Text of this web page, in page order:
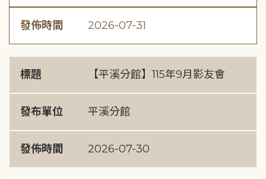
發佈時間 2026-07-31
標題 【平溪分館】115年9月影友會
發布單位 平溪分館
發佈時間 2026-07-30